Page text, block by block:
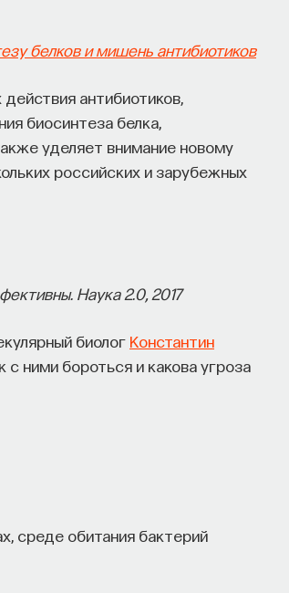
белков и мишень антибиотиков
антибиотиков,
биосинтеза белка,
уделяет внимание новому
российских и зарубежных
Наука 2.0, 2017
биолог Константин
с ними бороться и какова угроза
среде обитания бактерий